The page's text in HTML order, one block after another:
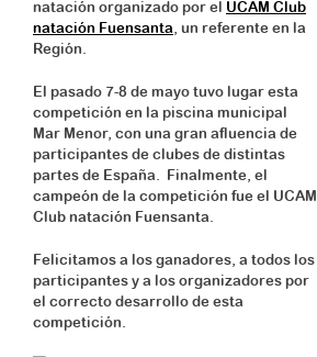
natación organizado por el UCAM Club
natación Fuensanta, un referente en la
Región.
El pasado 7-8 de mayo tuvo lugar esta
competición en la piscina municipal
Mar Menor, con una gran afluencia de
participantes de clubes de distintas
partes de España. Finalmente, el
campeón de la competición fue el UCAM
Club natación Fuensanta.
Felicitamos a los ganadores, a todos los
participantes y a los organizadores por
el correcto desarrollo de esta
competición.